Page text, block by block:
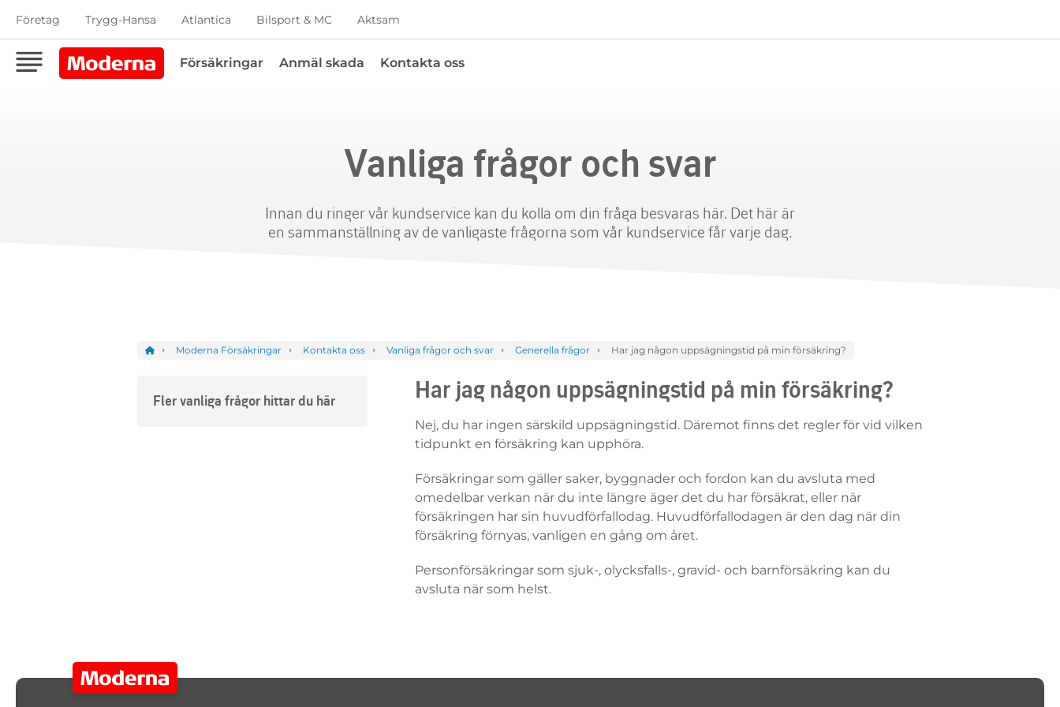
Företag Trygg-Hansa Atlantica Bilsport & MC Aktsam
Försäkringar Anmäl skada Kontakta oss
Vanliga frågor och svar
Innan du ringer vår kundservice kan du kolla om din fråga besvaras här. Det här är
en sammanställning av de vanligaste frågorna som vår kundservice får varje dag.
Moderna Försäkringar Kontakta oss Vanliga frågor och svar Generella frågor Har jag någon uppsägningstid på min försäkring?
Fler vanliga frågor hittar du här Har jag någon uppsägningstid på min försäkring?
Nej, du har ingen särskild uppsägningstid. Däremot finns det regler för vid vilken
tidpunkt en försäkring kan upphöra.
Försäkringar som gäller saker, byggnader och fordon kan du avsluta med
omedelbar verkan när du inte längre äger det du har försäkrat, eller när
försäkringen har sin huvudförfallodag. Huvudförfallodagen är den dag när din
försäkring förnyas, vanligen en gång om året.
Personförsäkringar som sjuk-, olycksfalls-, gravid- och barnförsäkring kan du
avsluta när som helst.